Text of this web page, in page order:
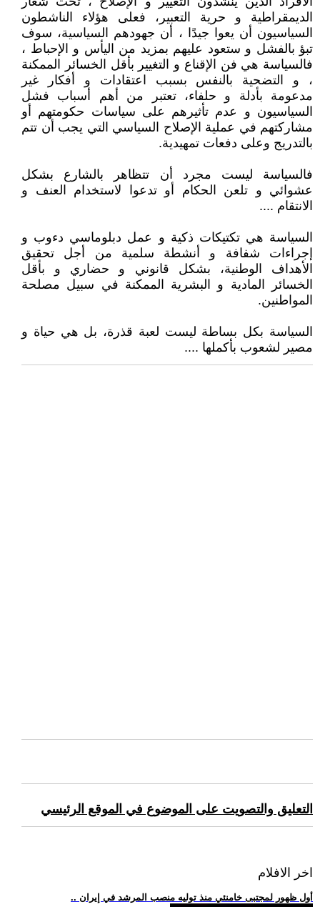
الديمقراطية و حرية التعبير، فعلى هؤلاء الناشطون
السياسيون أن يعوا جيدًا ، أن جهودهم السياسية، سوف
تبؤ بالفشل و ستعود عليهم بمزيد من اليأس و الإحباط ،
فالسياسة هي فن الإقناع و التغيير بأقل الخسائر الممكنة
، و التضحية بالنفس بسبب اعتقادات و أفكار غير
مدعومة بأدلة و حلفاء، تعتبر من أهم أسباب فشل
السياسيون و عدم تأثيرهم على سياسات حكومتهم أو
مشاركتهم في عملية الإصلاح السياسي التي يجب أن تتم
بالتدريج وعلى دفعات تمهيدية.
فالسياسة ليست مجرد أن تتظاهر بالشارع بشكل
عشوائي و تلعن الحكام أو تدعوا لاستخدام العنف و
الانتقام ....
السياسة هي تكتيكات ذكية و عمل دبلوماسي دءوب و
إجراءات شفافة و أنشطة سلمية من أجل تحقيق
الأهداف الوطنية، بشكل قانوني و حضاري و بأقل
الخسائر المادية و البشرية الممكنة في سبيل مصلحة
المواطنين.
السياسة بكل بساطة ليست لعبة قذرة، بل هي حياة و
مصير لشعوب بأكملها ....
التعليق والتصويت على الموضوع في الموقع الرئيسي
اخر الافلام
.. أول ظهور لمجتبى خامنئي منذ توليه منصب المرشد في إيران